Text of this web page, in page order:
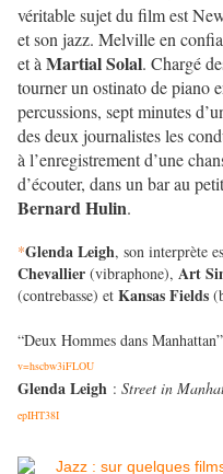
véritable sujet du film est
et son jazz. Melville en
et à Martial Solal. Chargé
tourner un ostinato de piano
percussions, sept minutes
des deux journalistes les
à l’enregistrement d’une
d’écouter, dans un bar au
Bernard Hulin.
*Glenda Leigh, son interprète
Chevallier (vibraphone), Art
(contrebasse) et Kansas Fields
“Deux Hommes dans
v=hscbw3iFLOU
Glenda Leigh : Street in
epIHT38I